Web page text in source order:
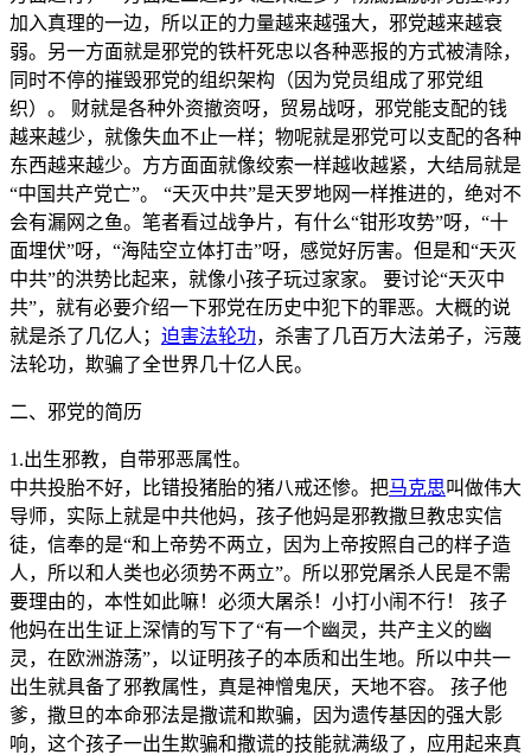
加入真理的一边，所以正的力量越来越强大，邪党越来越衰
弱。另一方面就是邪党的铁杆死忠以各种恶报的方式被清除，
同时不停的摧毁邪党的组织架构（因为党员组成了邪党组
织）。 财就是各种外资撤资呀，贸易战呀，邪党能支配的钱
越来越少，就像失血不止一样；物呢就是邪党可以支配的各种
东西越来越少。方方面面就像绞索一样越收越紧，大结局就是
“中国共产党亡”。 “天灭中共”是天罗地网一样推进的，绝对不
会有漏网之鱼。笔者看过战争片，有什么“钳形攻势”呀，“十
面埋伏”呀，“海陆空立体打击”呀，感觉好厉害。但是和“天灭
中共”的洪势比起来，就像小孩子玩过家家。 要讨论“天灭中
共”，就有必要介绍一下邪党在历史中犯下的罪恶。大概的说
就是杀了几亿人； 迫害法轮功，杀害了几百万大法弟子，污蔑
法轮功，欺骗了全世界几十亿人民。
二、邪党的简历
1.出生邪教，自带邪恶属性。
中共投胎不好，比错投猪胎的猪八戒还惨。把马克思叫做伟大
导师，实际上就是中共他妈，孩子他妈是邪教撒旦教忠实信
徒，信奉的是“和上帝势不两立，因为上帝按照自己的样子造
人，所以和人类也必须势不两立”。所以邪党屠杀人民是不需
要理由的，本性如此嘛！必须大屠杀！小打小闹不行！ 孩子
他妈在出生证上深情的写下了“有一个幽灵，共产主义的幽
灵，在欧洲游荡”，以证明孩子的本质和出生地。所以中共一
出生就具备了邪教属性，真是神憎鬼厌，天地不容。 孩子他
爹，撒旦的本命邪法是撒谎和欺骗，因为遗传基因的强大影
响，这个孩子一出生欺骗和撒谎的技能就满级了，应用起来真